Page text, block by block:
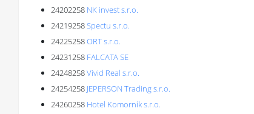
24202258 NK invest s.r.o.
24219258Spectu s.r.o.
24225258ORT s.r.o.
24231258 FALCATA SE
24248258Vivid Real s.r.o.
24254258 JEPERSON Trading s.r.o.
24260258 Hotel Komorník s.r.o.